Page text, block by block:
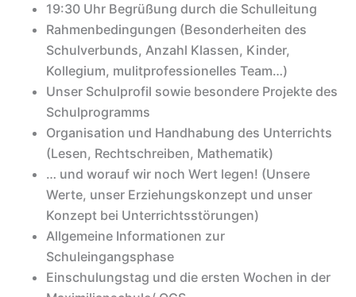
19:30 Uhr Begrüßung durch die Schulleitung
Rahmenbedingungen (Besonderheiten des
Schulverbunds, Anzahl Klassen, Kinder,
Kollegium, mulitprofessionelles Team…)
Unser Schulprofil sowie besondere Projekte des
Schulprogramms
Organisation und Handhabung des Unterrichts
(Lesen, Rechtschreiben, Mathematik)
… und worauf wir noch Wert legen! (Unsere
Werte, unser Erziehungskonzept und unser
Konzept bei Unterrichtsstörungen)
Allgemeine Informationen zur
Schuleingangsphase
Einschulungstag und die ersten Wochen in der